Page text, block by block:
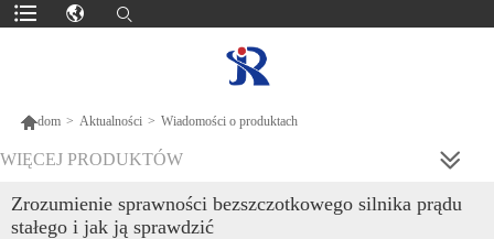
dom > Aktualności > Wiadomości o produktach
WIĘCEJ PRODUKTÓW
Zrozumienie sprawności bezszczotkowego silnika prądu
stałego i jak ją sprawdzić